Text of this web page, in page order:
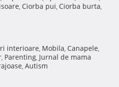
, Ciorba pui, Ciorba burta,
interioare, Mobila, Canapele,
, Parenting, Jurnal de mama
, Autism